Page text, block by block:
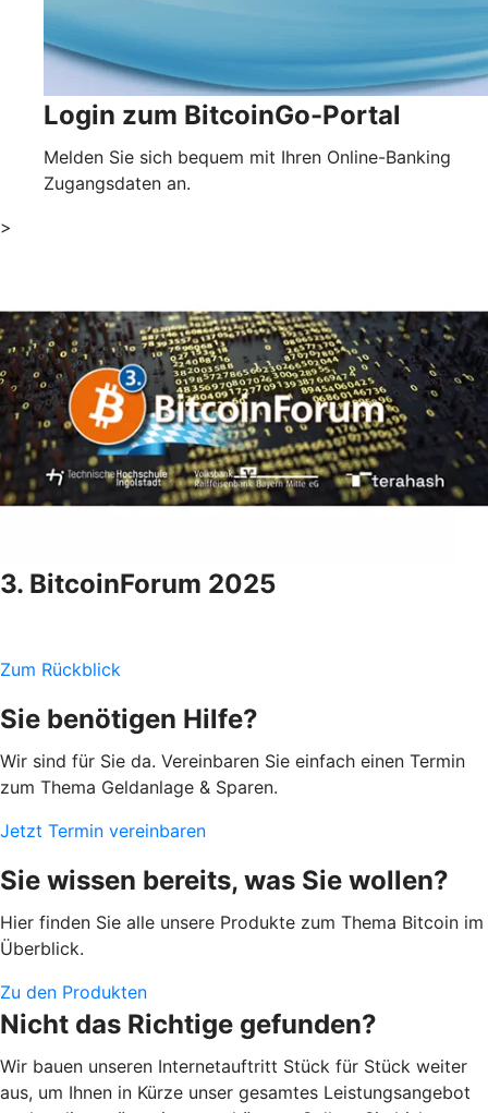
Login zum BitcoinGo-Portal
Melden Sie sich bequem mit Ihren Online-Banking
Zugangsdaten an.
>
3. BitcoinForum 2025
Zum Rückblick
Sie benötigen Hilfe?
Wir sind für Sie da. Vereinbaren Sie einfach einen Termin
zum Thema Geldanlage & Sparen.
Jetzt Termin vereinbaren
Sie wissen bereits, was Sie wollen?
Hier finden Sie alle unsere Produkte zum Thema Bitcoin im
Überblick.
Zu den Produkten
Nicht das Richtige gefunden?
Wir bauen unseren Internetauftritt Stück für Stück weiter
aus, um Ihnen in Kürze unser gesamtes Leistungsangebot